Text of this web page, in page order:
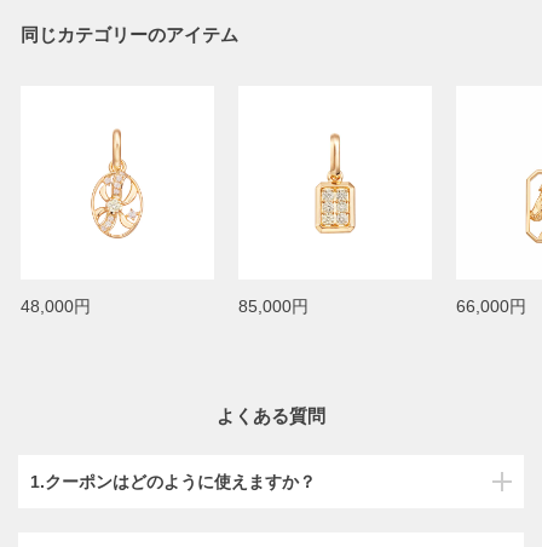
同じカテゴリーのアイテム
48,000円 85,000円 66,000円
よくある質問
1.クーポンはどのように使えますか？